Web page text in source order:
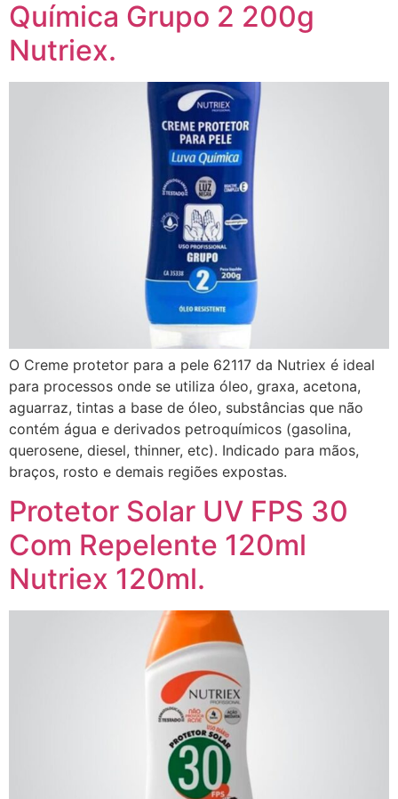
Química Grupo 2 200g
Nutriex.
O Creme protetor para a pele 62117 da Nutriex é ideal
para processos onde se utiliza óleo, graxa, acetona,
aguarraz, tintas a base de óleo, substâncias que não
contém água e derivados petroquímicos (gasolina,
querosene, diesel, thinner, etc). Indicado para mãos,
braços, rosto e demais regiões expostas.
Protetor Solar UV FPS 30
Com Repelente 120ml
Nutriex 120ml.